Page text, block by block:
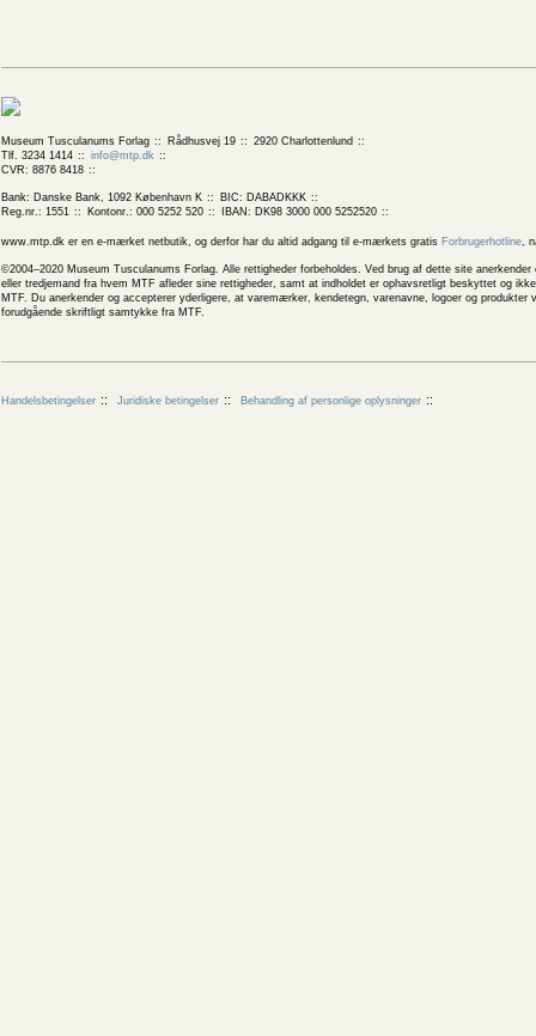
Museum Tusculanums Forlag Rådhusvej 19
2920 Charlottenlund
Tlf. 3234 1414
info@mtp.dk
CVR: 8876 8418
Bank: Danske Bank, 1092 København K
BIC: DABADKKK
Reg.nr.: 1551
Kontonr.: 000 5252 520 IBAN: DK98 3000 000 5252520
www.mtp.dk er en e-mærket netbutik, og derfor har du altid adgang til e-mærkets gratis Forbrugerhotline,
©2004–2020 Museum Tusculanums Forlag. Alle rettigheder forbeholdes. Ved brug af dette site
eller tredjemand fra hvem MTF afleder sine rettigheder, samt at indholdet er ophavsretligt beskyttet og
MTF. Du anerkender og accepterer yderligere, at varemærker, kendetegn, varenavne, logoer og
forudgående skriftligt samtykke fra MTF.
Handelsbetingelser Juridiske betingelser Behandling af personlige oplysninger